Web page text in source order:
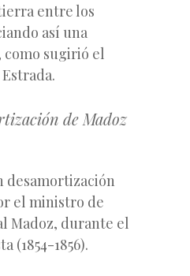
entre los
así una
sugirió el
de Madoz
desamortización
el ministro de
Madoz, durante el
(1854-1856).